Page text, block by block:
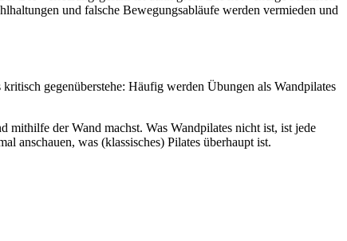
und falsche Bewegungsabläufe werden vermieden und
gegenüberstehe: Häufig werden Übungen als Wandpilates
mithilfe der Wand machst. Was Wandpilates nicht ist, ist jede
anschauen, was (klassisches) Pilates überhaupt ist.